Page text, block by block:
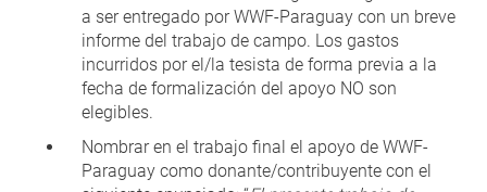
a ser entregado por WWF-Paraguay con un breve
informe del trabajo de campo. Los gastos
incurridos por el/la tesista de forma previa a la
fecha de formalización del apoyo NO son
elegibles.
Nombrar en el trabajo final el apoyo de WWF-
Paraguay como donante/contribuyente con el